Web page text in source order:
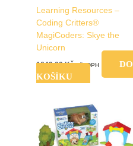
Learning Resources –
Coding Critters®
MagiCoders: Skye the
Unicorn
1649,00Kč vč. DPH
DO
KOŠÍKU